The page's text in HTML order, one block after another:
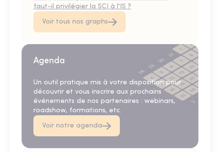
faut-il privilégier la SCI à l'IS ?
Voir tous nos graphs
Agenda
Un outil pratique mis à votre disposition pour
découvrir et vous inscrire aux prochains
événements de nos partenaires : webinars,
roadshow, formations, etc.
Voir notre agenda